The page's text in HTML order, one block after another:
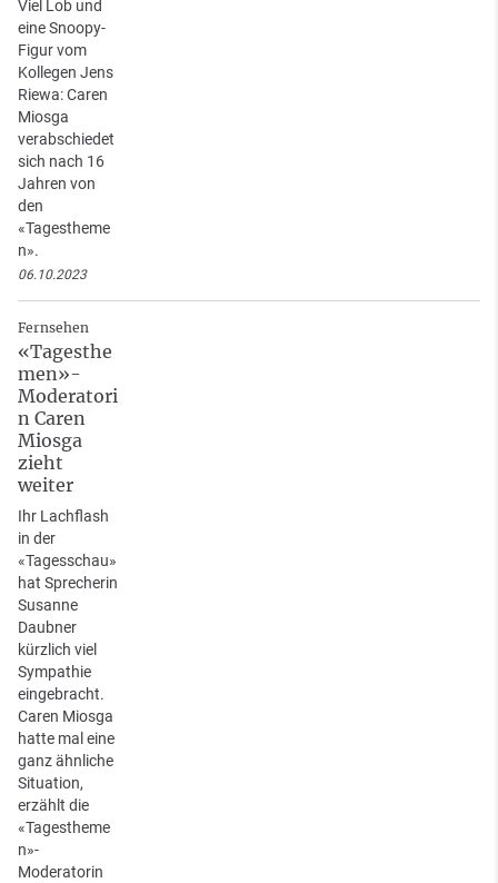
Viel Lob und
eine Snoopy-
Figur vom
Kollegen Jens
Riewa: Caren
Miosga
verabschiedet
sich nach 16
Jahren von
den
«Tagestheme
n».
06.10.2023
Fernsehen
«Tagesthe
men»-
Moderatori
n Caren
Miosga
zieht
weiter
Ihr Lachflash
in der
«Tagesschau»
hat Sprecherin
Susanne
Daubner
kürzlich viel
Sympathie
eingebracht.
Caren Miosga
hatte mal eine
ganz ähnliche
Situation,
erzählt die
«Tagestheme
n»-
Moderatorin